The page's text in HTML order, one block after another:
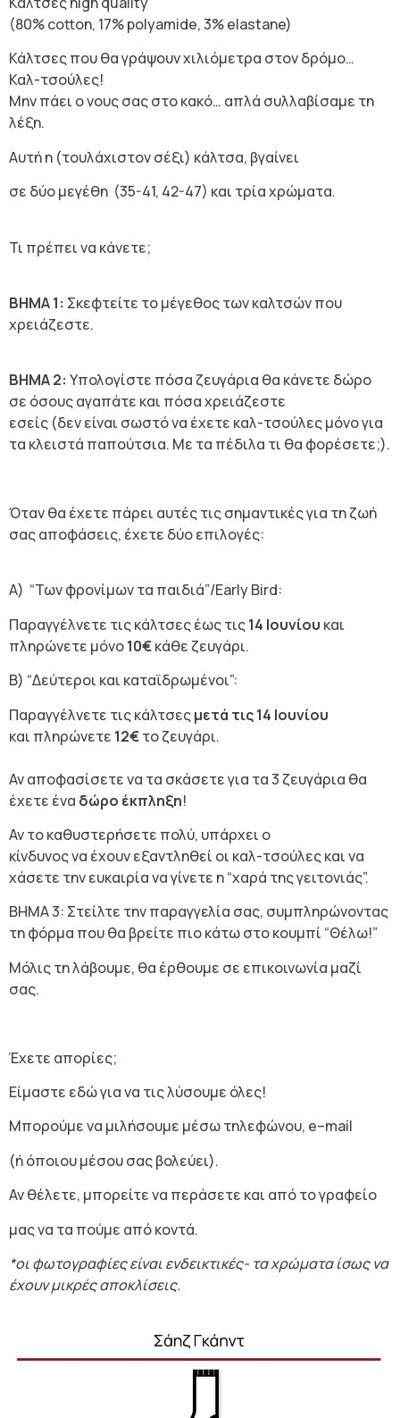
(80% cotton, 17% polyamide, 3% elastane)
Κάλτσες που θα γράψουν χιλιόμετρα στον δρόμο…
Καλ-τσούλες!
Μην πάει ο νους σας στο κακό… απλά συλλαβίσαμε τη
λέξη.
Αυτή η (τουλάχιστον σέξι) κάλτσα, βγαίνει
σε δύο μεγέθη (35-41, 42-47) και τρία χρώματα.
Τι πρέπει να κάνετε;
ΒΗΜΑ 1: Σκεφτείτε το μέγεθος των καλτσών που
χρειάζεστε.
ΒΗΜΑ 2: Υπολογίστε πόσα ζευγάρια θα κάνετε δώρο
σε όσους αγαπάτε και πόσα χρειάζεστε
εσείς (δεν είναι σωστό να έχετε καλ-τσούλες μόνο για
τα κλειστά παπούτσια. Με τα πέδιλα τι θα φορέσετε;).
Όταν θα έχετε πάρει αυτές τις σημαντικές για τη ζωή
σας αποφάσεις, έχετε δύο επιλογές:
Α) “Των φρονίμων τα παιδιά”/EarlyBird:
Παραγγέλνετε τις κάλτσες έως τις14 Ιουνίου και
πληρώνετε μόνο10€κάθε ζευγάρι.
Β) “Δεύτεροι και καταϊδρωμένοι”:
Παραγγέλνετε τις κάλτσεςμετά τις 14 Ιουνίου
και πληρώνετε 12€το ζευγάρι.
Αν αποφασίσετε να τα σκάσετε για τα 3 ζευγάρια θα
έχετε ένα δώρο έκπληξη!
Αν το καθυστερήσετε πολύ, υπάρχει ο
κίνδυνος να έχουν εξαντληθεί οι καλ-τσούλες και να
χάσετε την ευκαιρία να γίνετε η “χαρά της γειτονιάς”.
ΒΗΜΑ 3: Στείλτε την παραγγελία σας, συμπληρώνοντας
τη φόρμα που θα βρείτε πιο κάτω στο κουμπί “Θέλω!”
Μόλις τη λάβουμε, θα έρθουμε σε επικοινωνία μαζί
σας.
Έχετε απορίες;
Είμαστε εδώ για να τις λύσουμε όλες!
Μπορούμε να μιλήσουμε μέσω τηλεφώνου, e–mail
(ή όποιου μέσου σας βολεύει).
Αν θέλετε, μπορείτε να περάσετε και από το γραφείο
μας να τα πούμε από κοντά.
*οι φωτογραφίες είναι ενδεικτικές- ταχρώματα ίσως να
έχουν μικρές αποκλίσεις.